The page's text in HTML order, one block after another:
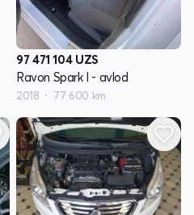
97 471 104 UZS
Ravon Spark I - avlod
2018 77 600 km